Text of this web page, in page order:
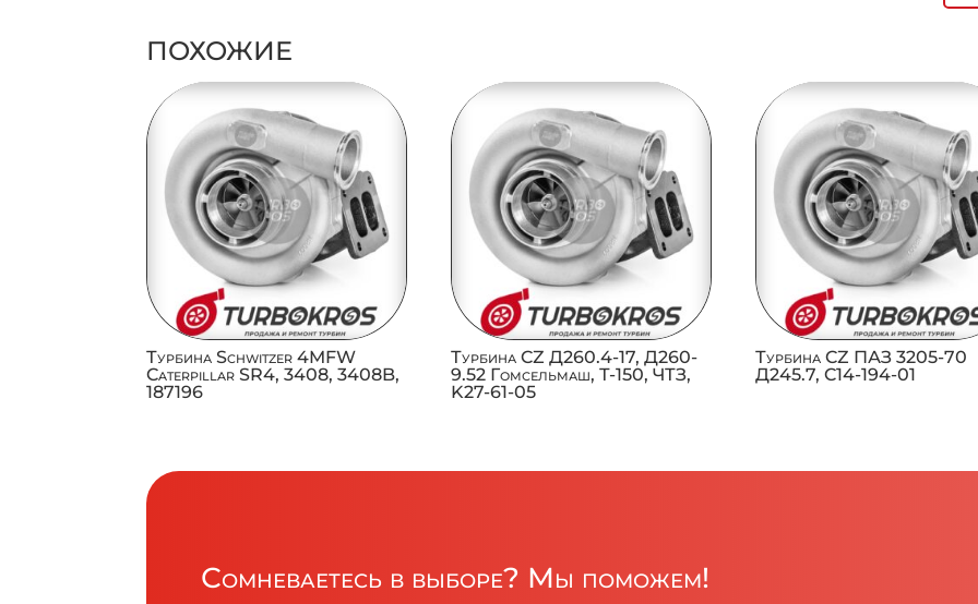
ПОХОЖИЕ
Турбина Schwitzer 4MFW
Caterpillar SR4, 3408, 3408B,
187196
Турбина CZ Д260.4-17, Д260-
9.52 Гомсельмаш, Т-150, ЧТЗ,
K27-61-05
Турбина CZ ПАЗ 3205-70
Д245.7, C14-194-01
Сомневаетесь в выборе? Мы поможем!